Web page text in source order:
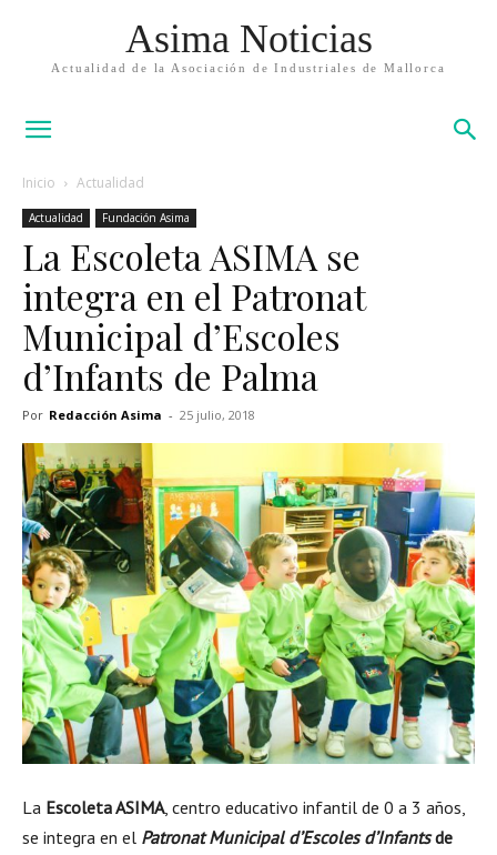
Asima Noticias
Actualidad de la Asociación de Industriales de Mallorca
Inicio Actualidad
Actualidad Fundación Asima
La Escoleta ASIMA se
integra en el Patronat
Municipal d’Escoles
d’Infants de Palma
Por Redacción Asima - 25 julio, 2018
La Escoleta ASIMA, centro educativo infantil de 0 a 3 años,
se integra en el Patronat Municipal d’Escoles d’Infantsde